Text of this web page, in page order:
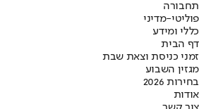
תחבורה
פוליטי-מדיני
כללי ומידע
דף הבית
זמני כניסת וצאת שבת
מגזין השבוע
בחירות 2026
אודות